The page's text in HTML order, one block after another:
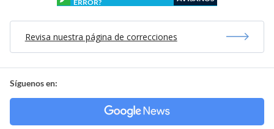
ERROR?
Revisa nuestra página de correcciones
Síguenos en: